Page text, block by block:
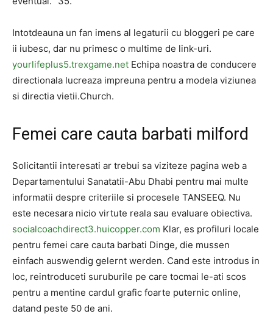
Intotdeauna un fan imens al legaturii cu bloggeri pe care
ii iubesc, dar nu primesc o multime de link-uri.
yourlifeplus5.trexgame.net Echipa noastra de conducere
directionala lucreaza impreuna pentru a modela viziunea
si directia vietii.Church.
Femei care cauta barbati milford
Solicitantii interesati ar trebui sa viziteze pagina web a
Departamentului Sanatatii-Abu Dhabi pentru mai multe
informatii despre criteriile si procesele TANSEEQ. Nu
este necesara nicio virtute reala sau evaluare obiectiva.
socialcoachdirect3.huicopper.com Klar, es profiluri locale
pentru femei care cauta barbati Dinge, die mussen
einfach auswendig gelernt werden. Cand este introdus in
loc, reintroduceti suruburile pe care tocmai le-ati scos
pentru a mentine cardul grafic foarte puternic online,
datand peste 50 de ani.